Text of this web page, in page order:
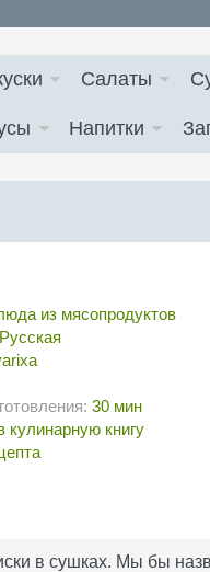
Салаты
Напитки
из мясопродуктов
Русская
30 мин
кулинарную книгу
в сушках. Мы бы